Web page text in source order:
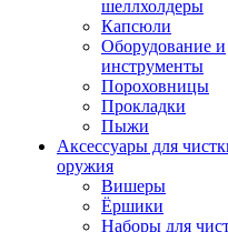
шеллхолдеры
Капсюли
Оборудование и
инструменты
Пороховницы
Прокладки
Пыжи
Аксессуары для
оружия
Вишеры
Ёршики
Наборы для